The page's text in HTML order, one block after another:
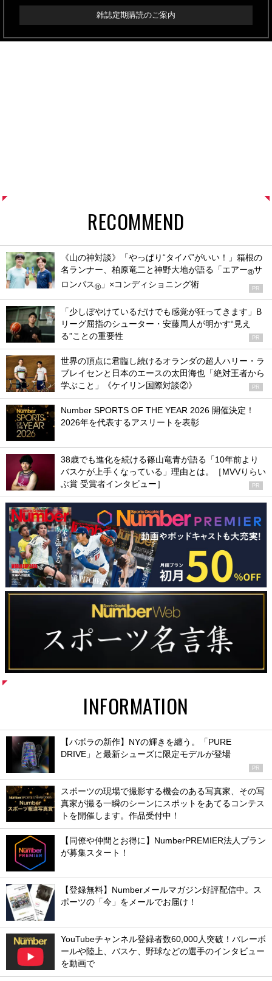
雑誌定期購読のご案内
RECOMMEND
《山の神対談》「やっぱり“タイパ”がいい！」箱根の
名ランナー、柏原竜二と神野大地が語る「エアー®サ
ロンパス® 」×コンディショニング術 PR
「少しぼやけているだけでも感覚が狂ってきます」B
リーグ屈指のシューター・安藤周人が明かす“見え
る”ことの重要性
PR
世界の頂点に君臨し続けるオランダの超人ハリー・ラ
ブレイセンと日本のエースの太田海也「絶対王者から
学ぶこと」《ケイリン国際対談②》
PR
Number SPORTS OF THE YEAR 2026 開催決定！
2026年を代表するアスリートを表彰
38歳でも進化を続ける篠山竜青が語る「10年前より
バスケが上手くなっている」理由とは。［MVVりらい
ぶ賞 受賞者インタビュー］
PR
INFORMATION
【バボラの新作】NYの輝きを纏う。「PURE
DRIVE」と最新シューズに限定モデルが登場
PR
スポーツの現場で撮影する機会のある写真家、その写
真家が撮る一瞬のシーンにスポットをあてるコンテス
トを開催します。作品受付中！
【同僚や仲間とお得に】NumberPREMIER法人プラン
が募集スタート！
【登録無料】Numberメールマガジン好評配信中。ス
ポーツの「今」をメールでお届け！
YouTubeチャンネル登録者数60,000人突破！バレーボ
ールや陸上、バスケ、野球などの選手のインタビュー
を動画で